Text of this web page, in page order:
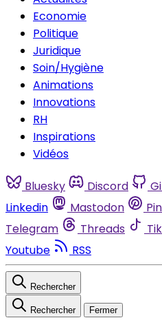
Economie
Politique
Juridique
Soin/Hygiène
Animations
Innovations
RH
Inspirations
Vidéos
Bluesky Discord
Linkedin
Mastodon
Telegram
Threads
Youtube
RSS
Rechercher
Rechercher Fermer